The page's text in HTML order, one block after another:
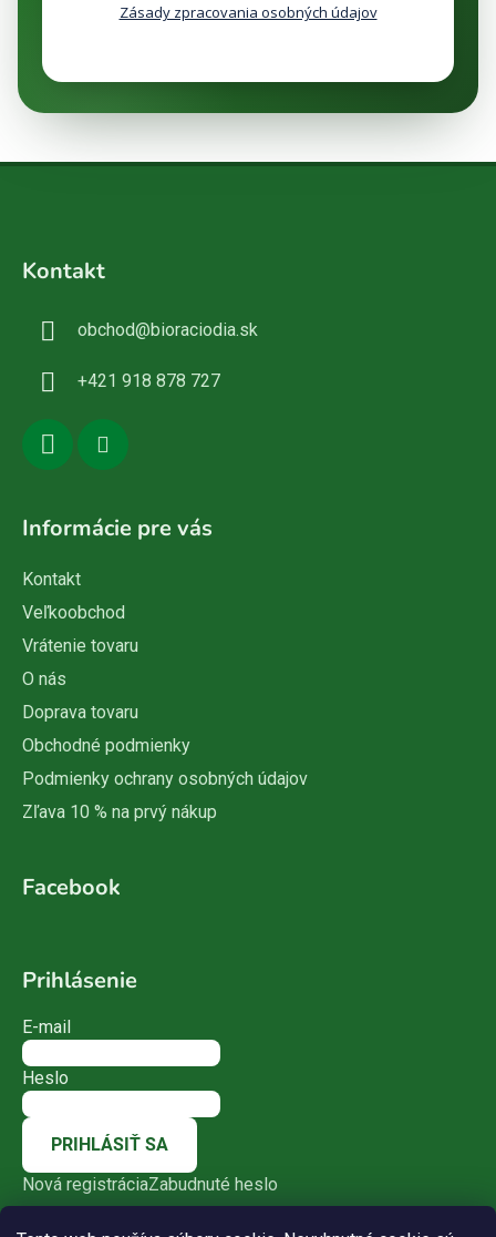
Zásady zpracovania osobných údajov
Kontakt
obchod@bioraciodia.sk
+421 918 878 727
Informácie pre vás
Kontakt
Veľkoobchod
Vrátenie tovaru
O nás
Doprava tovaru
Obchodné podmienky
Podmienky ochrany osobných údajov
Zľava 10 % na prvý nákup
Facebook
Prihlásenie
E-mail
Heslo
PRIHLÁSIŤ SA
Nová registráciaZabudnuté heslo